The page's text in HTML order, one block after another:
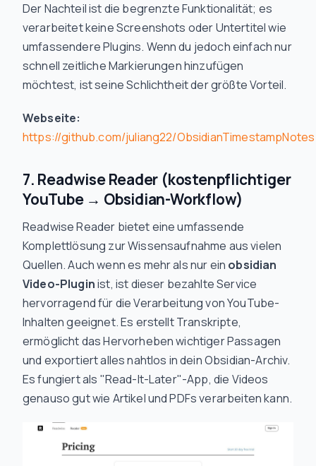
Der Nachteil ist die begrenzte Funktionalität; es
verarbeitet keine Screenshots oder Untertitel wie
umfassendere Plugins. Wenn du jedoch einfach nur
schnell zeitliche Markierungen hinzufügen
möchtest, ist seine Schlichtheit der größte Vorteil.
Webseite:
https://github.com/juliang22/ObsidianTimestampNotes
7. Readwise Reader (kostenpflichtiger
YouTube → Obsidian-Workflow)
Readwise Reader bietet eine umfassende
Komplettlösung zur Wissensaufnahme aus vielen
Quellen. Auch wenn es mehr als nur ein obsidian
Video-Pluginist, ist dieser bezahlte Service
hervorragend für die Verarbeitung von YouTube-
Inhalten geeignet. Es erstellt Transkripte,
ermöglicht das Hervorheben wichtiger Passagen
und exportiert alles nahtlos in dein Obsidian-Archiv.
Es fungiert als "Read-It-Later"-App, die Videos
genauso gut wie Artikel und PDFs verarbeiten kann.